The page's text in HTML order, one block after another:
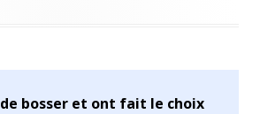
bosser et ont fait le choix